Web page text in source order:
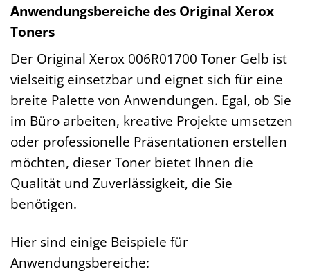
Anwendungsbereiche des Original Xerox
Toners
Der Original Xerox 006R01700 Toner Gelb ist
vielseitig einsetzbar und eignet sich für eine
breite Palette von Anwendungen. Egal, ob Sie
im Büro arbeiten, kreative Projekte umsetzen
oder professionelle Präsentationen erstellen
möchten, dieser Toner bietet Ihnen die
Qualität und Zuverlässigkeit, die Sie
benötigen.
Hier sind einige Beispiele für
Anwendungsbereiche: